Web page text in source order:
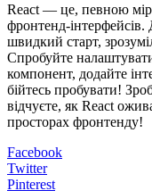
React — це, певною
фронтенд-інтерфейсів.
швидкий старт,
Спробуйте
компонент, додайте
бійтесь пробувати!
відчуєте, як React
просторах фронтенду!
Facebook
Twitter
Pinterest